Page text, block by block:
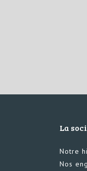
La
Notre
Nos